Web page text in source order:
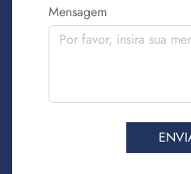
Mensagem